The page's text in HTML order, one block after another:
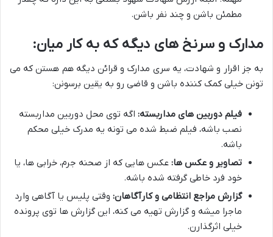
مطمئن باشن و چند نفر باشن.
مدارک و سرنخ های دیگه که به کار میان:
به جز اقرار و شهادت، یه سری مدارک و قرائن دیگه هم هستن که می
تونن خیلی کمک کننده باشن و قاضی رو به یقین برسونن:
فیلم دوربین های مداربسته: اگه توی محل دوربین مداربسته
نصب باشه، فیلم ضبط شده می تونه یه مدرک خیلی محکم
باشه.
تصاویر و عکس ها: عکس هایی که از صحنه جرم، خرابی ها، یا
خود فرد خاطی گرفته شده باشه.
گزارش مراجع انتظامی و کارآگاهان: وقتی پلیس یا آگاهی وارد
ماجرا میشه و گزارش تهیه می کنه، این گزارش ها توی پرونده
خیلی اثرگذارن.